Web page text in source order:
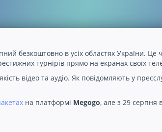
безкоштовно в усіх областях України. Це
турнірів прямо на екранах своїх
відео та аудіо. Як повідомляють у
на платформі Megogo, але з 29 серпня